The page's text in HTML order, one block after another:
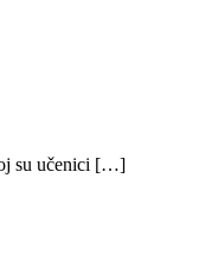
su učenici […]